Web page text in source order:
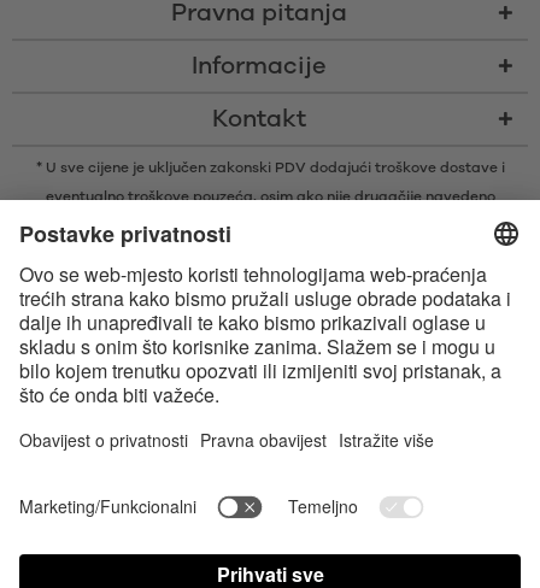
Pravna pitanja
Informacije
Kontakt
* U sve cijene je uključen zakonski PDV dodajući troškove dostavei
eventualno troškove pouzeća, osim ako nije drugačije navedeno
* Bluetooth® slovni znak i logotipi su registrirani žigovi u vlasništvu tvrtke
Satisfyer GmbH je pod licencom.
Apple, logotip tvrtke Apple i Apple Watch su žigovi tvrtke Apple Inc.
Google Play i logotip Google Play zaštitni su znakovi tvrtke Google LLC.